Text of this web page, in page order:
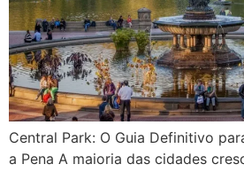
Central Park: O Guia Definitivo
a Pena A maioria das cidades